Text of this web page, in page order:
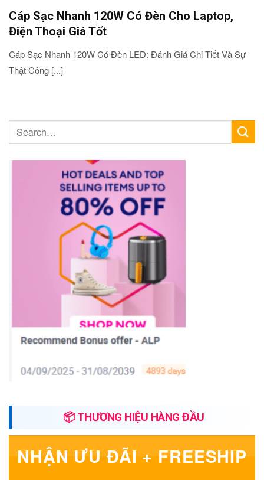
Cáp Sạc Nhanh 120W Có Đèn Cho Laptop,
Điện Thoại Giá Tốt
Cáp Sạc Nhanh 120W Có Đèn LED: Đánh Giá Chi Tiết Và Sự
Thật Công [...]
📦 THƯƠNG HIỆU HÀNG ĐẦU
NHẬN ƯU ĐÃI + FREESHIP